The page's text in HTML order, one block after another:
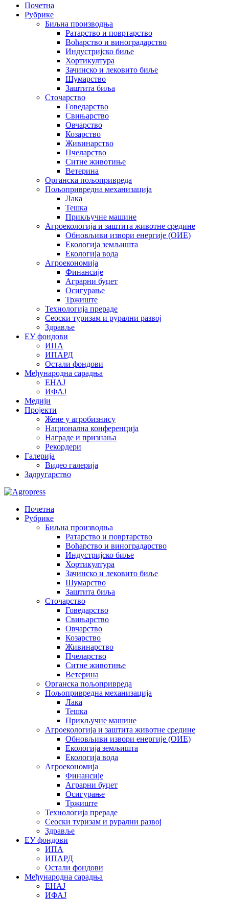
Почетна
Рубрике
Биљна производња
Ратарство и повртарство
Воћарство и виноградарство
Индустријско биље
Хортикултура
Зачинско и лековито биље
Шумарство
Заштита биља
Сточарство
Говедарство
Свињарство
Овчарство
Козарство
Живинарство
Пчеларство
Ситне животиње
Ветерина
Органска пољопривреда
Пољопривредна механизација
Лака
Тешка
Прикључне машине
Агроекологија и заштита животне средине
Обновљиви извори енергије (ОИЕ)
Екологија земљишта
Екологија вода
Агроекономија
Финансије
Аграрни буџет
Осигурање
Тржиште
Технологија прераде
Сеоски туризам и рурални развој
Здравље
ЕУ фондови
ИПА
ИПАРД
Остали фондови
Међународна сарадња
ЕНАЈ
ИФАЈ
Медији
Пројекти
Жене у агробизнису
Национална конференција
Награде и признања
Рекордери
Галерија
Видео галерија
Задругарство
Почетна
Рубрике
Биљна производња
Ратарство и повртарство
Воћарство и виноградарство
Индустријско биље
Хортикултура
Зачинско и лековито биље
Шумарство
Заштита биља
Сточарство
Говедарство
Свињарство
Овчарство
Козарство
Живинарство
Пчеларство
Ситне животиње
Ветерина
Органска пољопривреда
Пољопривредна механизација
Лака
Тешка
Прикључне машине
Агроекологија и заштита животне средине
Обновљиви извори енергије (ОИЕ)
Екологија земљишта
Екологија вода
Агроекономија
Финансије
Аграрни буџет
Осигурање
Тржиште
Технологија прераде
Сеоски туризам и рурални развој
Здравље
ЕУ фондови
ИПА
ИПАРД
Остали фондови
Међународна сарадња
ЕНАЈ
ИФАЈ